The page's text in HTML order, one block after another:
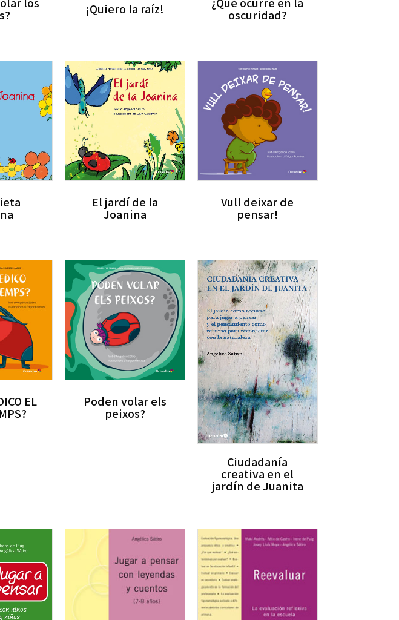
¡Quiero la raíz! oscuridad?
El jardí de la
Joanina
Vull deixar de
pensar!
EL Poden volar els
peixos?
Ciudadanía
creativa en el
jardín de Juanita